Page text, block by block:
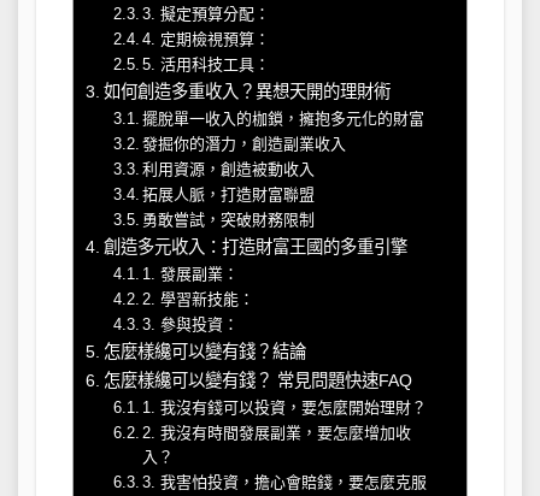
3. 擬定預算分配：
4. 定期檢視預算：
5. 活用科技工具：
如何創造多重收入？異想天開的理財術
擺脫單一收入的枷鎖，擁抱多元化的財富
發掘你的潛力，創造副業收入
利用資源，創造被動收入
拓展人脈，打造財富聯盟
勇敢嘗試，突破財務限制
創造多元收入：打造財富王國的多重引擎
1. 發展副業：
2. 學習新技能：
3. 參與投資：
怎麼樣纔可以變有錢？結論
怎麼樣纔可以變有錢？ 常見問題快速FAQ
1. 我沒有錢可以投資，要怎麼開始理財？
2. 我沒有時間發展副業，要怎麼增加收
入？
3. 我害怕投資，擔心會賠錢，要怎麼克服